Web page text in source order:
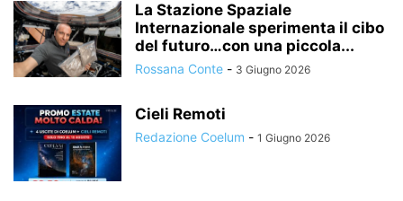
La Stazione Spaziale
Internazionale sperimenta il cibo
del futuro…con una piccola...
Rossana Conte - 3 Giugno 2026
Cieli Remoti
Redazione Coelum - 1 Giugno 2026